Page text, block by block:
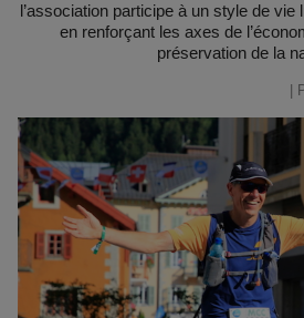
l’association participe à un style de vie
en renforçant les axes de
préservation de la
|